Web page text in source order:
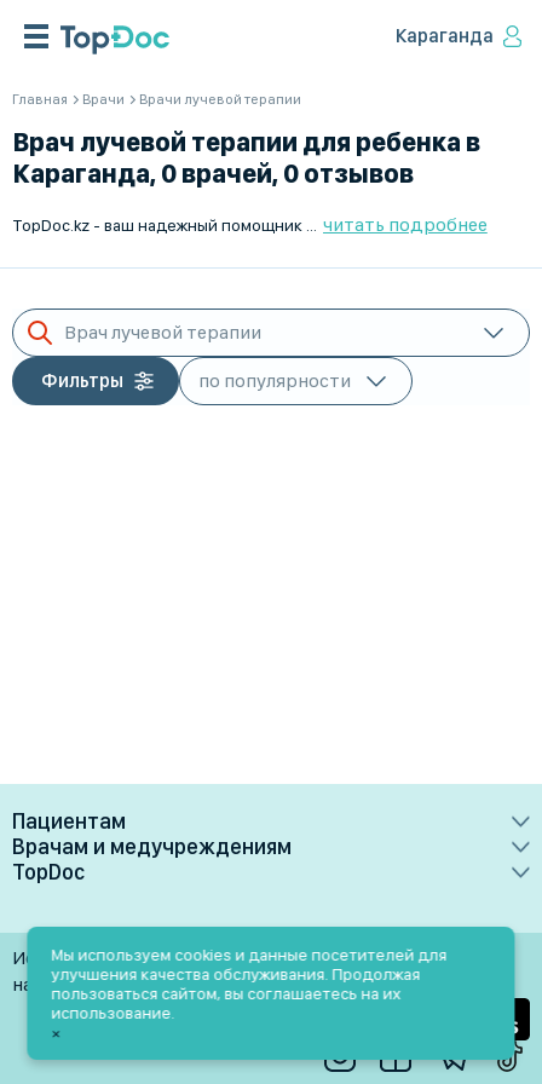
Караганда
Главная Врачи Врачи лучевой терапии
Врач лучевой терапии для ребенка в
Караганда, 0 врачей, 0 отзывов
читать подробнее
Врач лучевой терапии
Фильтры
Пациентам
Врачи
Клиники
Лаборатории
Услуги
Блог
Акции и скидки
Врачам и медучреждениям
Преимущества
Медучреждениям
Врачам
TopDoc
Контакты
Помощь
Использование материалов разрешено только при
наличии активной ссылки на источник
Мы используем cookies и данные посетителей для
улучшения качества обслуживания. Продолжая
пользоваться сайтом, вы соглашаетесь на их
использование.
×